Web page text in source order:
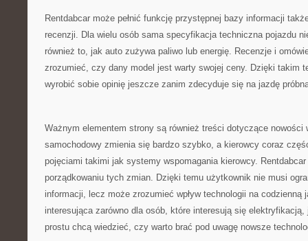
Rentdabcar może pełnić funkcję przystępnej bazy informacji
recenzji. Dla wielu osób sama specyfikacja techniczna pojazdu
również to, jak auto zużywa paliwo lub energię. Recenzje i
zrozumieć, czy dany model jest warty swojej ceny. Dzięki takim
wyrobić sobie opinię jeszcze zanim zdecyduje się na jazdę
Ważnym elementem strony są również treści dotyczące nowości
samochodowy zmienia się bardzo szybko, a kierowcy coraz
pojęciami takimi jak systemy wspomagania kierowcy.
porządkowaniu tych zmian. Dzięki temu użytkownik nie musi
informacji, lecz może zrozumieć wpływ technologii na codzienną
interesująca zarówno dla osób, które interesują się
prostu chcą wiedzieć, czy warto brać pod uwagę nowsze